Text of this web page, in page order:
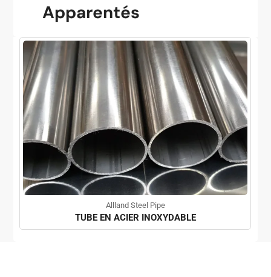
Apparentés
Allland Steel Pipe
TUBE EN ACIER INOXYDABLE